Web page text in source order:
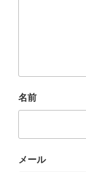
名前
メール